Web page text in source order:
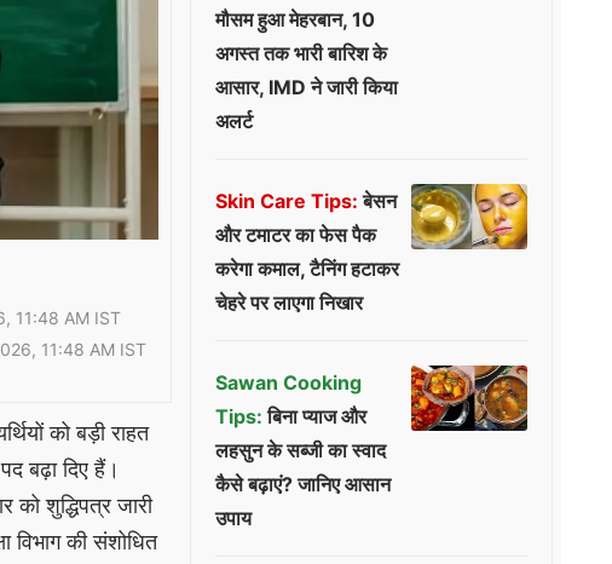
11:48 AM IST
11:48 AM IST
को बड़ी राहत
बढ़ा दिए हैं।
शुद्धिपत्र जारी
विभाग की संशोधित
मौसम हुआ मेहरबान, 10
अगस्त तक भारी बारिश के
आसार, IMD ने जारी किया
अलर्ट
Skin Care Tips: बेसन
और टमाटर का फेस पैक
करेगा कमाल, टैनिंग हटाकर
चेहरे पर लाएगा निखार
Sawan Cooking
Tips: बिना प्याज और
लहसुन के सब्जी का स्वाद
कैसे बढ़ाएं? जानिए आसान
उपाय